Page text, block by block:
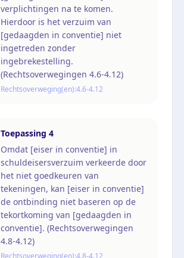
verplichtingen na te komen.
Hierdoor is het verzuim van
[gedaagden in conventie] niet
ingetreden zonder
ingebrekestelling.
(Rechtsoverwegingen 4.6-4.12)
Rechtsoverweging(en):4.6-4.12
Toepassing 4
Omdat [eiser in conventie] in
schuldeisersverzuim verkeerde door
het niet goedkeuren van
tekeningen, kan [eiser in conventie]
de ontbinding niet baseren op de
tekortkoming van [gedaagden in
conventie]. (Rechtsoverwegingen
4.8-4.12)
Rechtsoverweging(en):4.8-4.12